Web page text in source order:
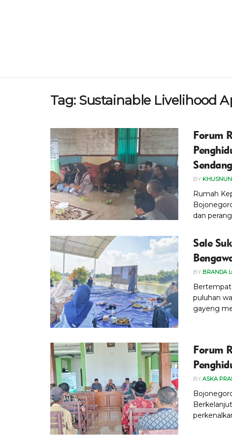
Tag: Sustainable Livelihood
Forum
BY
‎Rumah
dan
Sale
BY BRANDA
‎Bertempat
puluhan
gayeng
Forum
BY ASKA